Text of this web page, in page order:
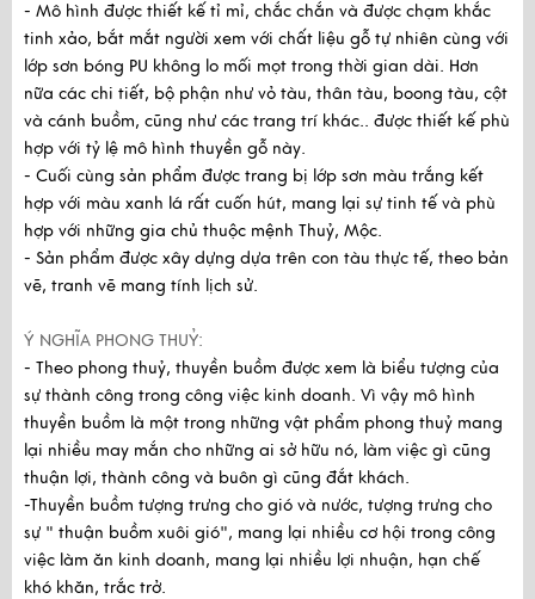
- Mô hình được thiết kế tỉ mỉ, chắc chắn và được chạm khắc
tinh xảo, bắt mắt người xem với chất liệu gỗ tự nhiên cùng với
lớp sơn bóng PU không lo mối mọt trong thời gian dài. Hơn
nữa các chi tiết, bộ phận như vỏ tàu, thân tàu, boong tàu, cột
và cánh buồm, cũng như các trang trí khác.. được thiết kế phù
hợp với tỷ lệ mô hình thuyền gỗ này.
- Cuối cùng sản phẩm được trang bị lớp sơn màu trắng kết
hợp với màu xanh lá rất cuốn hút, mang lại sự tinh tế và phù
hợp với những gia chủ thuộc mệnh Thuỷ, Mộc.
- Sản phẩm được xây dựng dựa trên con tàu thực tế, theo bản
vẽ, tranh vẽ mang tính lịch sử.
Ý NGHĨA PHONG THUỶ:
- Theo phong thuỷ, thuyền buồm được xem là biểu tượng của
sự thành công trong công việc kinh doanh. Vì vậy mô hình
thuyền buồm là một trong những vật phẩm phong thuỷ mang
lại nhiều may mắn cho những ai sở hữu nó, làm việc gì cũng
thuận lợi, thành công và buôn gì cũng đắt khách.
-Thuyền buồm tượng trưng cho gió và nước, tượng trưng cho
sự " thuận buồm xuôi gió", mang lại nhiều cơ hội trong công
việc làm ăn kinh doanh, mang lại nhiều lợi nhuận, hạn chế
khó khăn, trắc trở.